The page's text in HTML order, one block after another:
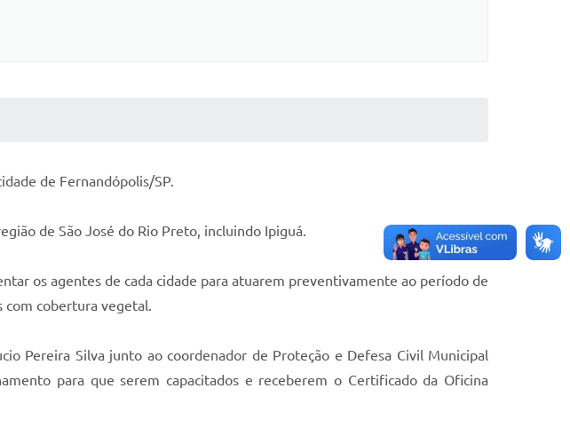
de Fernandópolis/SP.
de São José do Rio Preto, incluindo Ipiguá.
os agentes de cada cidade para atuarem preventivamente ao período de
com cobertura vegetal.
Pereira Silva junto ao coordenador de Proteção e Defesa Civil Municipal
para que serem capacitados e receberem o Certificado da Oficina